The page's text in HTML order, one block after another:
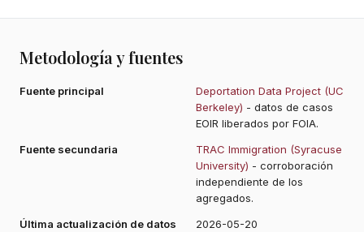
Metodología y fuentes
Fuente principal
Deportation Data Project (UC
Berkeley) - datos de casos
EOIR liberados por FOIA.
Fuente secundaria
TRAC Immigration (Syracuse
University) - corroboración
independiente de los
agregados.
Última actualización de datos
2026-05-20